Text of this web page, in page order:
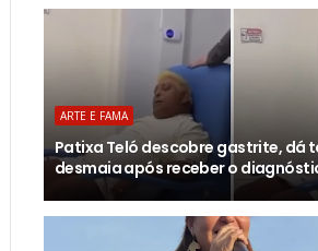
ARTE E FAMA
Patixa Teló descobre gastrite, dá
desmaia após receber o